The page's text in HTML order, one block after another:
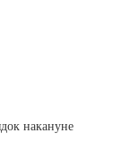
накануне